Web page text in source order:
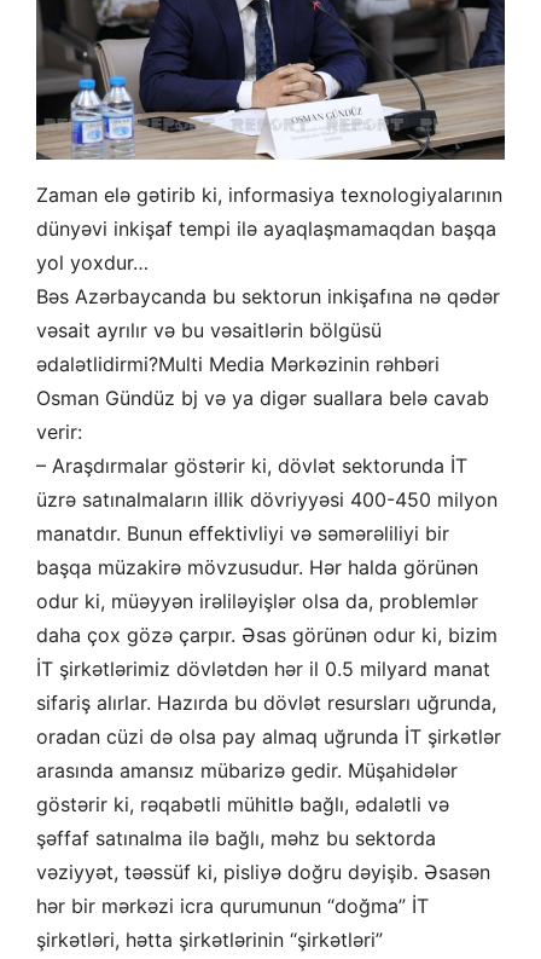
Zaman elə gətirib ki, informasiya texnologiyalarının
dünyəvi inkişaf tempi ilə ayaqlaşmamaqdan başqa
yol yoxdur…
Bəs Azərbaycanda bu sektorun inkişafına nə qədər
vəsait ayrılır və bu vəsaitlərin bölgüsü
ədalətlidirmi?Multi Media Mərkəzinin rəhbəri
Osman Gündüz bj və ya digər suallara belə cavab
verir:
– Araşdırmalar göstərir ki, dövlət sektorunda İT
üzrə satınalmaların illik dövriyyəsi 400-450 milyon
manatdır. Bunun effektivliyi və səmərəliliyi bir
başqa müzakirə mövzusudur. Hər halda görünən
odur ki, müəyyən irəliləyişlər olsa da, problemlər
daha çox gözə çarpır. Əsas görünən odur ki, bizim
İT şirkətlərimiz dövlətdən hər il 0.5 milyard manat
sifariş alırlar. Hazırda bu dövlət resursları uğrunda,
oradan cüzi də olsa pay almaq uğrunda İT şirkətlər
arasında amansız mübarizə gedir. Müşahidələr
göstərir ki, rəqabətli mühitlə bağlı, ədalətli və
şəffaf satınalma ilə bağlı, məhz bu sektorda
vəziyyət, təəssüf ki, pisliyə doğru dəyişib. Əsasən
hər bir mərkəzi icra qurumunun “doğma” İT
şirkətləri, hətta şirkətlərinin “şirkətləri”